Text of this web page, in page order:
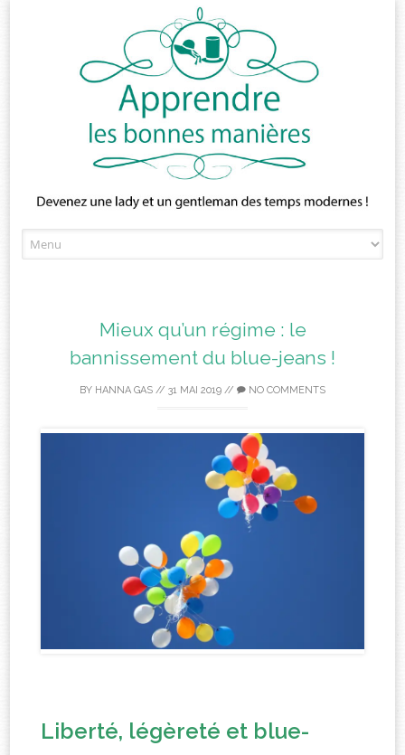
to
Mieux qu’un régime : le
bannissement du blue-jeans !
BY HANNA GAS // 31 MAI 2019 // NO COMMENTS
Liberté, légèreté et blue-